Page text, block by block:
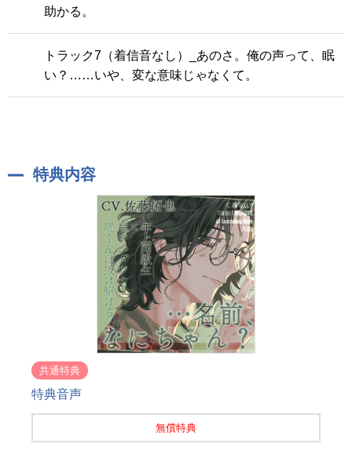
助かる。
トラック7（着信音なし）_あのさ。俺の声って、眠
い？……いや、変な意味じゃなくて。
特典内容
共通特典
特典音声
無償特典